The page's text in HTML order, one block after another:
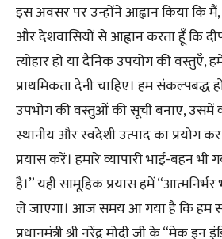
इस अवसर पर उन्होंने आह्वान किया कि
और देशवासियों से आह्वान करता हूँ कि
त्योहार हो या दैनिक उपयोग की वस्तुएँ,
प्राथमिकता देनी चाहिए। हम संकल्पबद्ध
उपभोग की वस्तुओं की सूची बनाए,
स्थानीय और स्वदेशी उत्पाद का प्रयोग
प्रयास करें। हमारे व्यापारी भाई-बहन भी
है।” यही सामूहिक प्रयास हमें
ले जाएगा। आज समय आ गया है कि हम
प्रधानमंत्री श्री नरेंद्र मोदी जी के “मेक इन